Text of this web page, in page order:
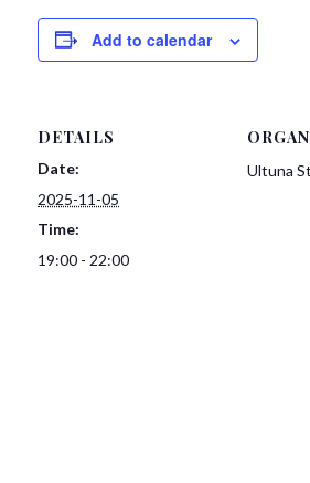
Add to calendar
DETAILS
Date:
2025-11-05
Time:
19:00 - 22:00
Ultuna